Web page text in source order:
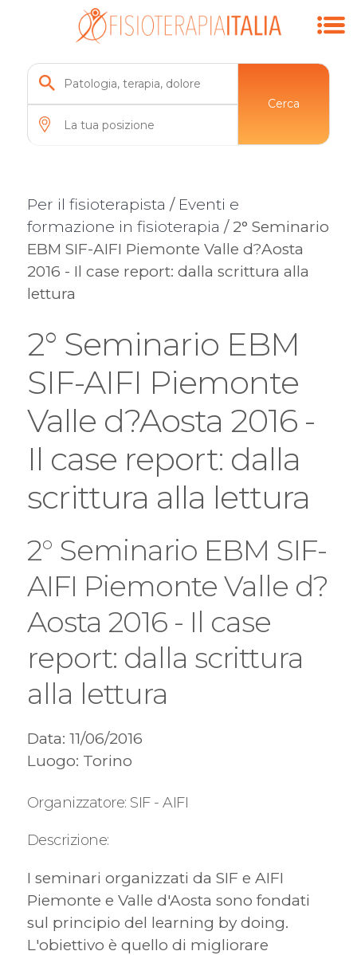
Cerca
Per il fisioterapista / Eventi e
formazione in fisioterapia / 2° Seminario
EBM SIF-AIFI Piemonte Valle d?Aosta
2016 - Il case report: dalla scrittura alla
lettura
2° Seminario EBM
SIF-AIFI Piemonte
Valle d?Aosta 2016 -
Il case report: dalla
scrittura alla lettura
2° Seminario EBM SIF-
AIFI Piemonte Valle d?
Aosta 2016 - Il case
report: dalla scrittura
alla lettura
Data: 11/06/2016
Luogo: Torino
Organizzatore: SIF - AIFI
Descrizione:
I seminari organizzati da SIF e AIFI
Piemonte e Valle d'Aosta sono fondati
sul principio del learning by doing.
L'obiettivo è quello di migliorare